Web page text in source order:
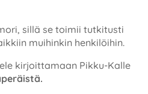
sillä se toimii tutkitusti
muihinkin henkilöihin.
kirjoittamaan Pikku-Kalle